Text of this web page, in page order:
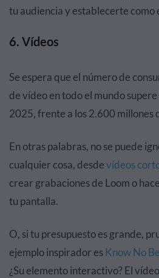
tu audiencia y establecerte como
6. Vídeos
Se espera que el número de
de vídeo en todo el mundo
2025, frente a los 2.600 millones
En otras palabras, no se puede
cualquier cosa, desdevídeos
crear grabaciones de Loom o
tu pantalla.
O, si tu presupuesto es grande,
ejemplo inspirador esKnow No
¿Su elemento interactivo? El